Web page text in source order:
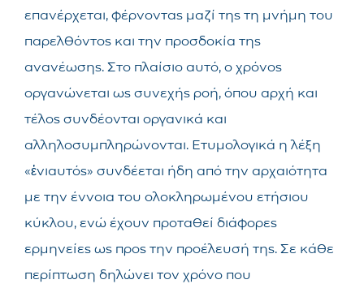
επανέρχεται, φέρνοντας μαζί της τη μνήμη του
παρελθόντος και την προσδοκία της
ανανέωσης. Στο πλαίσιο αυτό, ο χρόνος
οργανώνεται ως συνεχής ροή, όπου αρχή και
τέλος συνδέονται οργανικά και
αλληλοσυμπληρώνονται. Ετυμολογικά η λέξη
«ἐνιαυτός» συνδέεται ήδη από την αρχαιότητα
με την έννοια του ολοκληρωμένου ετήσιου
κύκλου, ενώ έχουν προταθεί διάφορες
ερμηνείες ως προς την προέλευσή της. Σε κάθε
περίπτωση δηλώνει τον χρόνο που